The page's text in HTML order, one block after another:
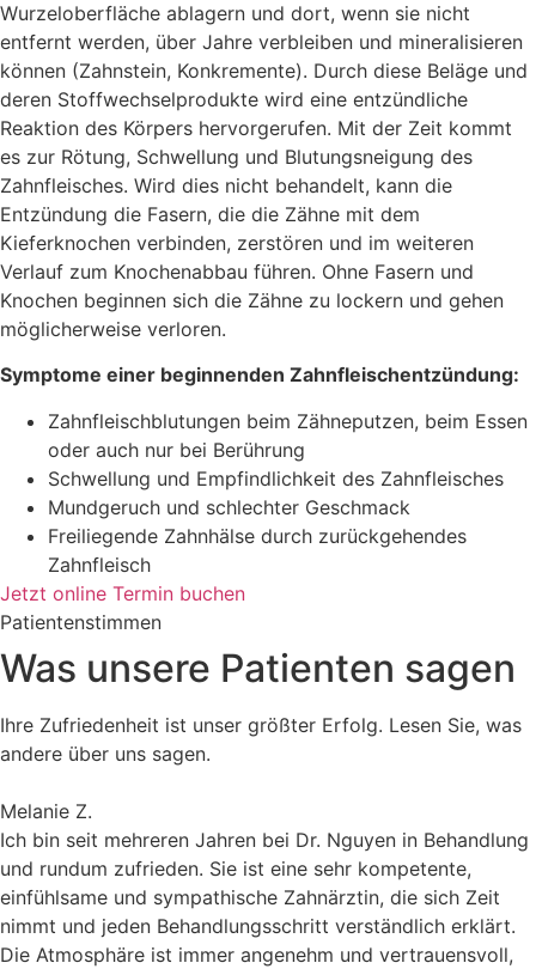
Wurzeloberfläche ablagern und dort, wenn sie nicht
entfernt werden, über Jahre verbleiben und mineralisieren
können (Zahnstein, Konkremente). Durch diese Beläge und
deren Stoffwechselprodukte wird eine entzündliche
Reaktion des Körpers hervorgerufen. Mit der Zeit kommt
es zur Rötung, Schwellung und Blutungsneigung des
Zahnfleisches. Wird dies nicht behandelt, kann die
Entzündung die Fasern, die die Zähne mit dem
Kieferknochen verbinden, zerstören und im weiteren
Verlauf zum Knochenabbau führen. Ohne Fasern und
Knochen beginnen sich die Zähne zu lockern und gehen
möglicherweise verloren.
Symptome einer beginnenden Zahnfleischentzündung:
Zahnfleischblutungen beim Zähneputzen, beim Essen
oder auch nur bei Berührung
Schwellung und Empfindlichkeit des Zahnfleisches
Mundgeruch und schlechter Geschmack
Freiliegende Zahnhälse durch zurückgehendes
Zahnfleisch
Jetzt online Termin buchen
Patientenstimmen
Was unsere Patienten sagen
Ihre Zufriedenheit ist unser größter Erfolg. Lesen Sie, was
andere über uns sagen.
Melanie Z.
Ich bin seit mehreren Jahren bei Dr. Nguyen in Behandlung
und rundum zufrieden. Sie ist eine sehr kompetente,
einfühlsame und sympathische Zahnärztin, die sich Zeit
nimmt und jeden Behandlungsschritt verständlich erklärt.
Die Atmosphäre ist immer angenehm und vertrauensvoll,